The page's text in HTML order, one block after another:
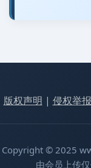
版权声明 | 侵权举报
Copyright © 2025
由会员上传